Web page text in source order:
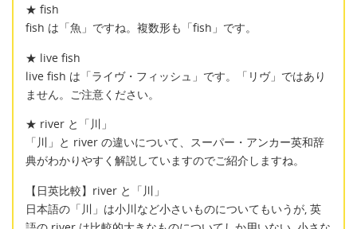
★ fish
fish は「魚」ですね。複数形も「fish」です。
★ live fish
live fish は「ライヴ・フィッシュ」です。「リヴ」ではあり
ません。ご注意ください。
★ river と「川」
「川」と river の違いについて、スーパー・アンカー英和辞
典がわかりやすく解説していますのでご紹介しますね。
【日英比較】river と「川」
日本語の「川」は小川など小さいものについてもいうが, 英